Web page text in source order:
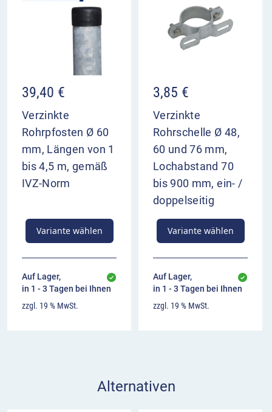
39,40 €
Verzinkte
Rohrpfosten Ø 60
mm, Längen von 1
bis 4,5 m, gemäß
IVZ-Norm
Variante wählen
Auf Lager,
in 1 - 3 Tagen bei Ihnen
zzgl. 19 % MwSt.
3,85 €
Verzinkte
Rohrschelle Ø 48,
60 und 76 mm,
Lochabstand 70
bis 900 mm, ein- /
doppelseitig
Variante wählen
Auf Lager,
in 1 - 3 Tagen bei Ihnen
zzgl. 19 % MwSt.
Alternativen